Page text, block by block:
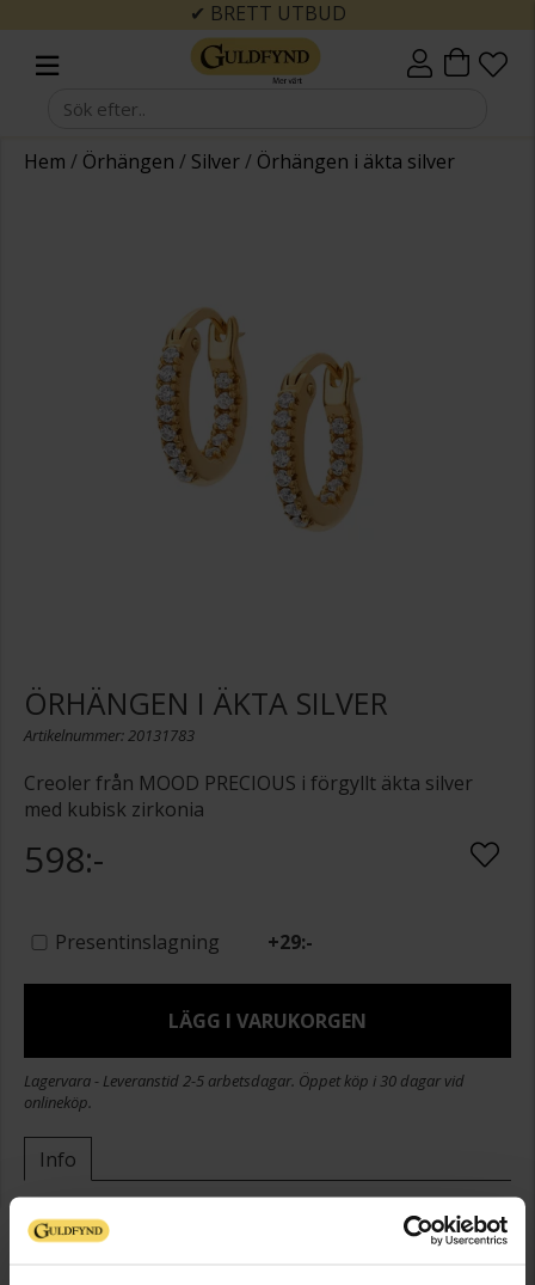
✔ BRETT UTBUD
Hem / Örhängen / Silver/ Örhängen i äkta silver
ÖRHÄNGEN I ÄKTA SILVER
Artikelnummer: 20131783
Creoler från MOOD PRECIOUS i förgyllt äkta silver
med kubisk zirkonia
598:-
Presentinslagning +29:-
LÄGG I VARUKORGEN
Lagervara - Leveranstid 2-5 arbetsdagar. Öppet köp i 30 dagar vid
onlineköp.
Info
Bredd ca (mm)
Diameter ca (mm)